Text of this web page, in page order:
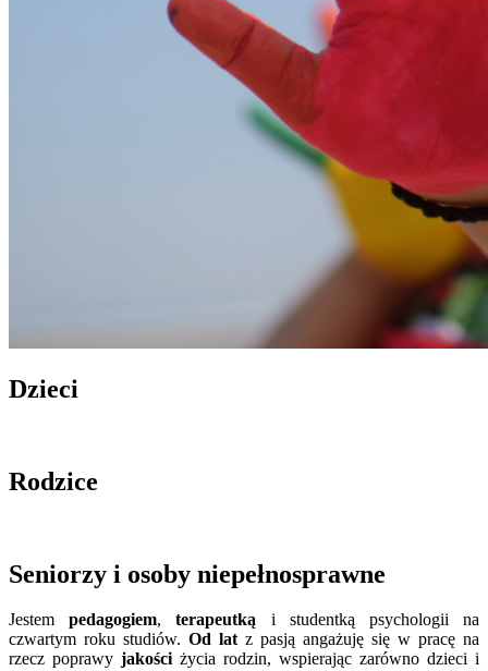
Dzieci
Rodzice
Seniorzy i osoby niepełnosprawne
Jestempedagogiem,terapeutką i studentką psychologii na
czwartym roku studiów. Od latz pasją angażuję się w pracę na
rzecz poprawy jakości życia rodzin, wspierając zarówno dzieci i